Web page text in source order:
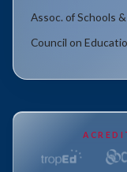
Assoc. of Schools
Council on